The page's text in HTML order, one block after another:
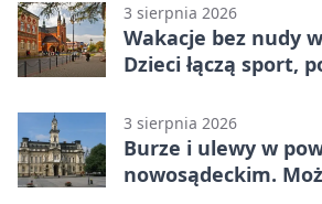
3 sierpnia 2026
Wakacje bez nudy
Dzieci łączą sport,
3 sierpnia 2026
Burze i ulewy w
nowosądeckim.